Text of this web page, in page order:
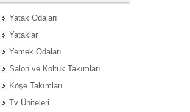
Yatak Odaları
Yataklar
Yemek Odaları
Salon ve Koltuk Takımları
Köşe Takımları
Tv Üniteleri